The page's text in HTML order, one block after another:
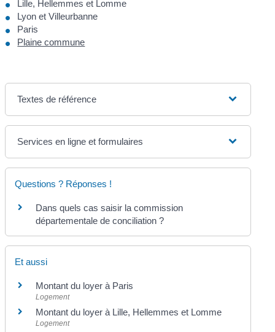
Lille, Hellemmes et Lomme
Lyon et Villeurbanne
Paris
Plaine commune
Textes de référence
Services en ligne et formulaires
Questions ? Réponses !
Dans quels cas saisir la commission
départementale de conciliation ?
Et aussi
Montant du loyer à Paris
Logement
Montant du loyer à Lille, Hellemmes et Lomme
Logement